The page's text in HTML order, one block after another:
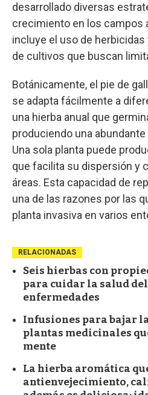
desarrollado diversas
crecimiento en los campos
incluye el uso de
de cultivos que buscan
Botánicamente, el pie de
se adapta fácilmente a
una hierba anual que
produciendo una
Una sola planta puede
que facilita su dispersión y
áreas. Esta capacidad de
una de las razones por las
planta invasiva en varios
RELACIONADAS
Seis hierbas con
para cuidar la salud
enfermedades
Infusiones para bajar
plantas medicinales
mente
La hierba aromática
antienvejecimiento,